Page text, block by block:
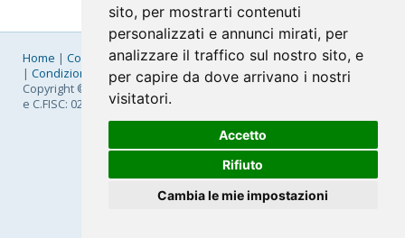
sito, per mostrarti contenuti
personalizzati e annunci mirati, per
analizzare il traffico sul nostro sito, e
per capire da dove arrivano i nostri
visitatori.
Accetto
Rifiuto
Cambia le mie impostazioni
Home | Company|Listino Prezzi|Pagamenti |SLA|Privacy
| Condizioni Generali|Fatturazione Elettronica|Mappa
Copyright © 2026 FastNom Planetel S.p.A. - Divisione .Cloud - P.IVA
e C.FISC: 02831630161